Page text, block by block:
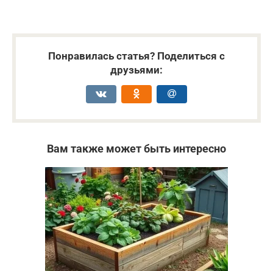
Понравилась статья? Поделиться с
друзьями:
Вам также может быть интересно